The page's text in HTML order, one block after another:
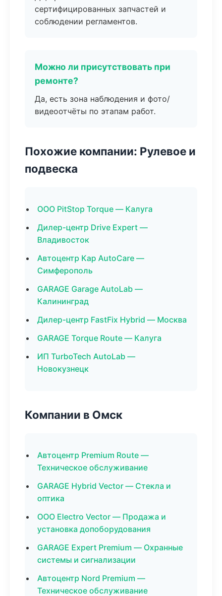
сертифицированных запчастей и
соблюдении регламентов.
Можно ли присутствовать при
ремонте?
Да, есть зона наблюдения и фото/
видеоотчёты по этапам работ.
Похожие компании: Рулевое и
подвеска
ООО PitStop Torque — Калуга
Дилер-центр Drive Expert —
Владивосток
Автоцентр Кар AutoCare —
Симферополь
GARAGE Garage AutoLab —
Калининград
Дилер-центр FastFix Hybrid — Москва
GARAGE Torque Route — Калуга
ИП TurboTech AutoLab —
Новокузнецк
Компании в Омск
Автоцентр Premium Route —
Техническое обслуживание
GARAGE Hybrid Vector — Стекла и
оптика
ООО Electro Vector — Продажа и
установка допоборудования
GARAGE Expert Premium — Охранные
системы и сигнализации
Автоцентр Nord Premium —
Техническое обслуживание